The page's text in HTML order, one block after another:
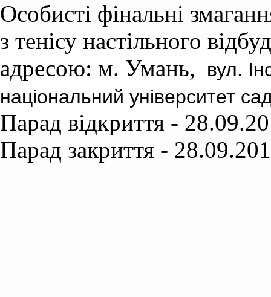
Особисті фінальні
з тенісу настільного
адресою: м. Умань,
вул.
національний університет
Парад відкриття -
Парад закриття -